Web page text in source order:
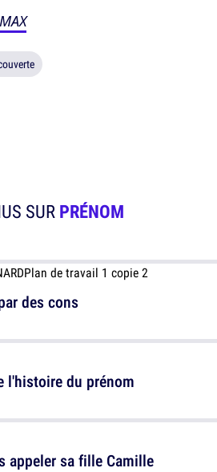
SURPRÉNOM
des cons
appeler sa fille Camille
l'histoire du prénom